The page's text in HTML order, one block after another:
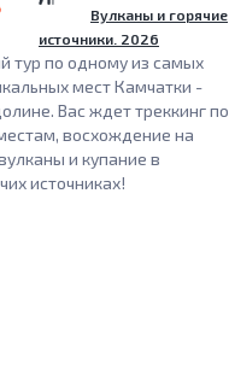
Вулканы и горячие
источники. 2026
тур по одному из самых
мест Камчатки -
Вас ждет треккинг по
восхождение на
и купание в
источниках!